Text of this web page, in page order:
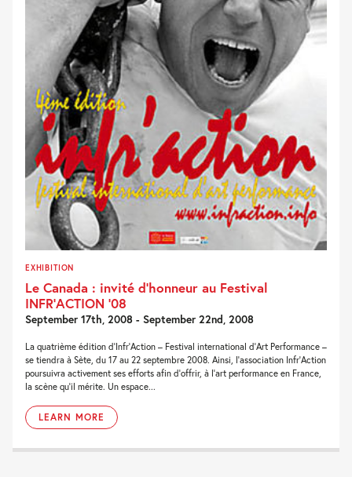
EXHIBITION
Le Canada : invité d’honneur au Festival
INFR’ACTION ’08
September 17th, 2008 - September 22nd, 2008
La quatrième édition d’Infr’Action – Festival international d’Art Performance –
se tiendra à Sète, du 17 au 22 septembre 2008. Ainsi, l’association Infr’Action
poursuivra activement ses efforts afin d’offrir, à l’art performance en France,
la scène qu’il mérite. Un espace...
LEARN MORE